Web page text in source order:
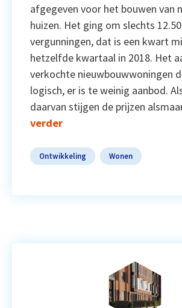
afgegeven voor het bouwen van
huizen. Het ging om slechts
vergunningen, dat is een kwart
hetzelfde kwartaal in 2018. Het
verkochte nieuwbouwwoningen
logisch, er is te weinig aanbod.
daarvan stijgen de prijzen
verder
Ontwikkeling Wonen